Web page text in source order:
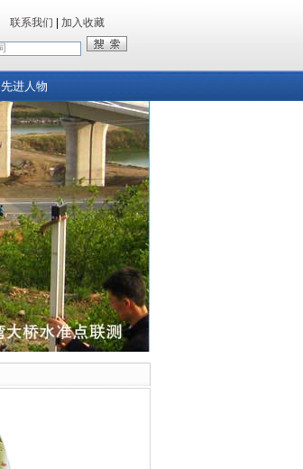
联系我们 加入收藏
先进人物